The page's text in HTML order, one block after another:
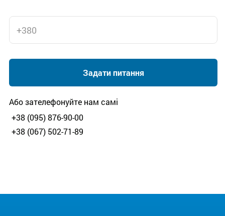
Або зателефонуйте нам самі
+38 (095) 876-90-00
+38 (067) 502-71-89
Задати питання